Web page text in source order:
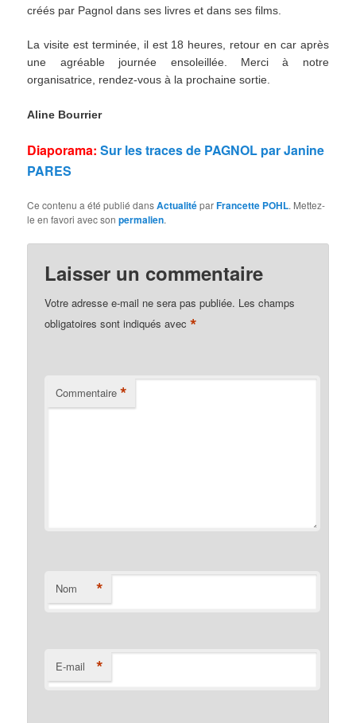
créés par Pagnol dans ses livres et dans ses films.
La visite est terminée, il est 18 heures, retour en car après
une agréable journée ensoleillée. Merci à notre
organisatrice, rendez-vous à la prochaine sortie.
Aline Bourrier
Diaporama: Sur les traces de PAGNOL par Janine
PARES
Ce contenu a été publié dansActualitéparFrancette POHL. Mettez-
le en favori avec sonpermalien.
Laisser un commentaire
Votre adresse e-mail ne sera pas publiée. Les champs
obligatoires sont indiqués avec*
Commentaire *
Nom *
E-mail *